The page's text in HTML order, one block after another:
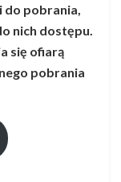
pobrania,
nich dostępu.
się ofiarą
pobrania